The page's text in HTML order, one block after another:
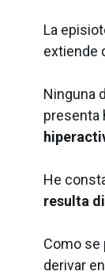
La
extiende
Ninguna
presenta
He
resulta
Como se
derivar